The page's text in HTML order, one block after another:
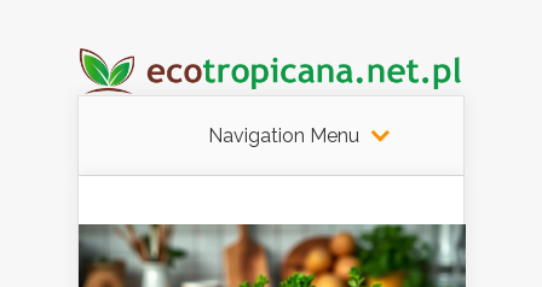
Navigation Menu